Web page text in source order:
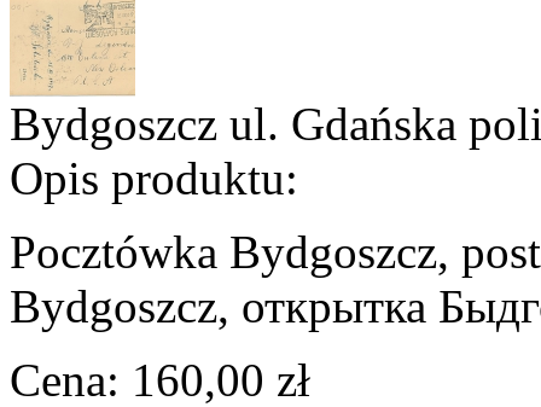
Bydgoszcz ul. Gdańska
Opis produktu:
Pocztówka Bydgoszcz,
Bydgoszcz, открытка
Cena: 160,00 zł